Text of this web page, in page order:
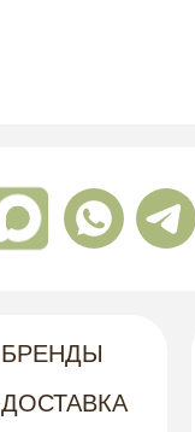
БРЕНДЫ
ДОСТАВКА